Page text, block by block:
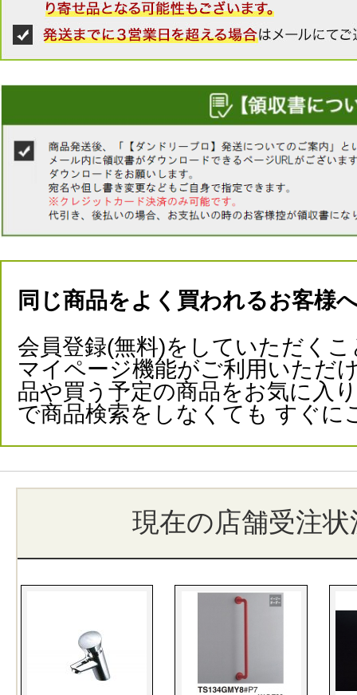
同じ商品をよく買われるお客様
会員登録(無料)をしていただくこ
マイページ機能がご利用いただ
品や買う予定の商品をお気に入
で商品検索をしなくても すぐに
現在の店舗受注状